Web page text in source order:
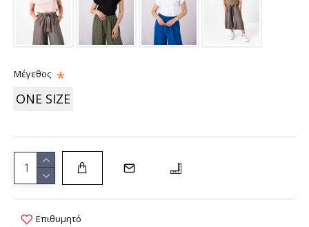
Μέγεθος
ONE SIZE
Επιθυμητό